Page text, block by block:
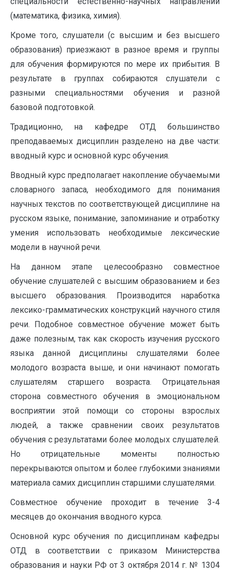
(математика, физика, химия).
Кроме того, слушатели (с высшим и без высшего
образования) приезжают в разное время и группы
для обучения формируются по мере их прибытия. В
результате в группах собираются слушатели с
разными специальностями обучения и разной
базовой подготовкой.
Традиционно, на кафедре ОТД большинство
преподаваемых дисциплин разделено на две части:
вводный курс и основной курс обучения.
Вводный курс предполагает накопление обучаемыми
словарного запаса, необходимого для понимания
научных текстов по соответствующей дисциплине на
русском языке, понимание, запоминание и отработку
умения использовать необходимые лексические
модели в научной речи.
На данном этапе целесообразно совместное
обучение слушателей с высшим образованием и без
высшего образования. Производится наработка
лексико-грамматических конструкций научного стиля
речи. Подобное совместное обучение может быть
даже полезным, так как скорость изучения русского
языка данной дисциплины слушателями более
молодого возраста выше, и они начинают помогать
слушателям старшего возраста. Отрицательная
сторона совместного обучения в эмоциональном
восприятии этой помощи со стороны взрослых
людей, а также сравнении своих результатов
обучения с результатами более молодых слушателей.
Но отрицательные моменты полностью
перекрываются опытом и более глубокими знаниями
материала самих дисциплин старшими слушателями.
Совместное обучение проходит в течение 3-4
месяцев до окончания вводного курса.
Основной курс обучения по дисциплинам кафедры
ОТД в соответствии с приказом Министерства
образования и науки РФ от 3 октября 2014 г. № 1304